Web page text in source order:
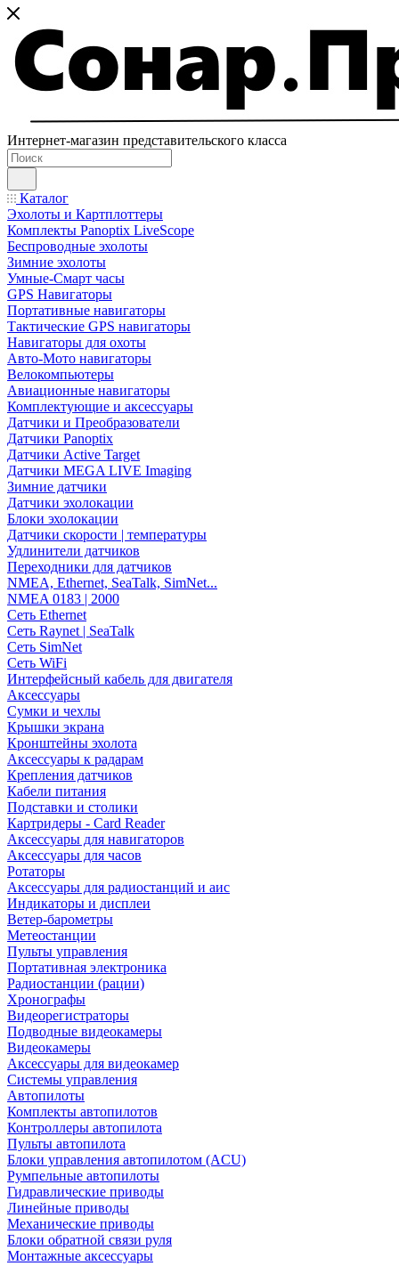
Интернет-магазин представительского класса
Каталог
Эхолоты и Картплоттеры
Комплекты Panoptix LiveScope
Беспроводные эхолоты
Зимние эхолоты
Умные-Смарт часы
GPS Навигаторы
Портативные навигаторы
Тактические GPS навигаторы
Навигаторы для охоты
Авто-Мото навигаторы
Велокомпьютеры
Авиационные навигаторы
Комплектующие и аксессуары
Датчики и Преобразователи
Датчики Panoptix
Датчики Active Target
Датчики MEGA LIVE Imaging
Зимние датчики
Датчики эхолокации
Блоки эхолокации
Датчики скорости | температуры
Удлинители датчиков
Переходники для датчиков
NMEA, Ethernet, SeaTalk, SimNet...
NMEA 0183 | 2000
Сеть Ethernet
Сеть Raynet | SeaTalk
Сеть SimNet
Сеть WiFi
Интерфейсный кабель для двигателя
Аксессуары
Сумки и чехлы
Крышки экрана
Кронштейны эхолота
Аксессуары к радарам
Крепления датчиков
Кабели питания
Подставки и столики
Картридеры - Card Reader
Аксессуары для навигаторов
Аксессуары для часов
Ротаторы
Аксессуары для радиостанций и аис
Индикаторы и дисплеи
Ветер-барометры
Метеостанции
Пульты управления
Портативная электроника
Радиостанции (рации)
Хронографы
Видеорегистраторы
Подводные видеокамеры
Видеокамеры
Аксессуары для видеокамер
Системы управления
Автопилоты
Комплекты автопилотов
Контроллеры автопилота
Пульты автопилота
Блоки управления автопилотом (ACU)
Румпельные автопилоты
Гидравлические приводы
Линейные приводы
Механические приводы
Блоки обратной связи руля
Монтажные аксессуары